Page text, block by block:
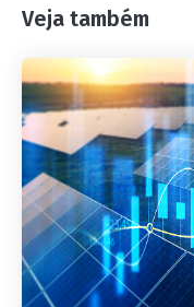
Veja também